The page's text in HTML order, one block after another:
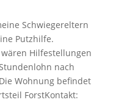
Schwiegereltern
Putzhilfe.
Hilfestellungen
nach
Wohnung befindet
ForstKontakt: